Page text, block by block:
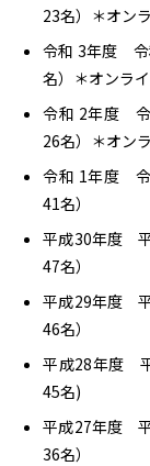
23名）＊オン
令和 3年度 令
名）＊オンラ
令和 2年度
26名）＊オン
令和 1年度
41名）
平成30年度
47名）
平成29年度
46名）
平成28年度
45名)
平成27年度
36名）